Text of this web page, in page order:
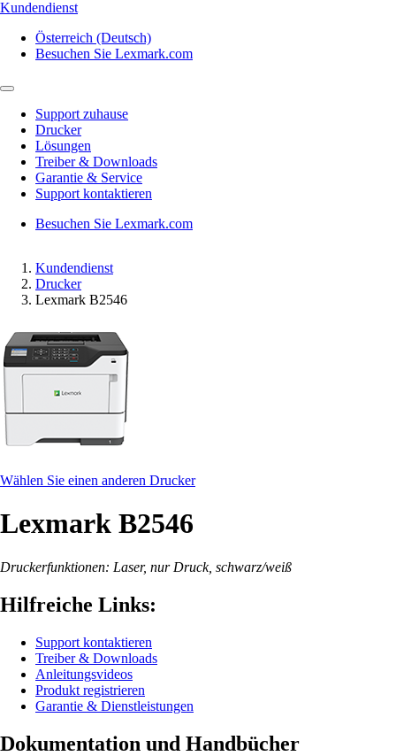
Kundendienst
Österreich (Deutsch)
Besuchen Sie Lexmark.com
Support zuhause
Drucker
Lösungen
Treiber & Downloads
Garantie & Service
Support kontaktieren
Besuchen Sie Lexmark.com
Kundendienst
Drucker
Lexmark B2546
Wählen Sie einen anderen Drucker
Lexmark B2546
Druckerfunktionen: Laser, nur Druck, schwarz/weiß
Hilfreiche Links:
Support kontaktieren
Treiber & Downloads
Anleitungsvideos
Produkt registrieren
Garantie & Dienstleistungen
Dokumentation und Handbücher